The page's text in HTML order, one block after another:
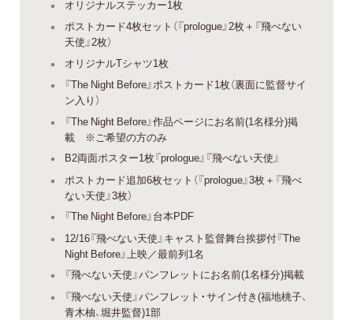
オリジナルステッカー1枚
ポストカード4枚セット（『prologue』2枚＋『飛べない
天使』2枚）
オリジナルTシャツ1枚
『The Night Before』ポストカード1枚（裏面に監督サイ
ン入り）
『The Night Before』作品ページにお名前(1名様分)掲
載 ※ご希望の方のみ
B2両面ポスター1枚『prologue』『飛べない天使』
ポストカード追加6枚セット（『prologue』3枚＋『飛べ
ない天使』3枚）
『The Night Before』台本PDF
12/16『飛べない天使』キャスト監督舞台挨拶付『The
Night Before』上映／最前列1名
『飛べない天使』パンフレットにお名前(1名様分)掲載
『飛べない天使』パンフレット・サイン付き(福地桃子、
青木柚、堀井監督)1部